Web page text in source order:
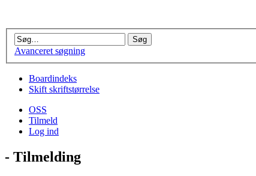
Avanceret søgning
Boardindeks
Skift skriftstørrelse
OSS
Tilmeld
Log ind
- Tilmelding